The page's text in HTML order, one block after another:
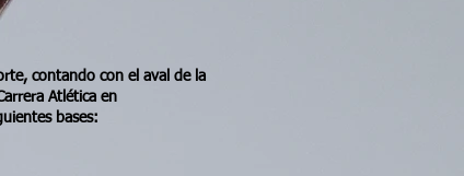
contando con el aval de la
Atlética en
bases: